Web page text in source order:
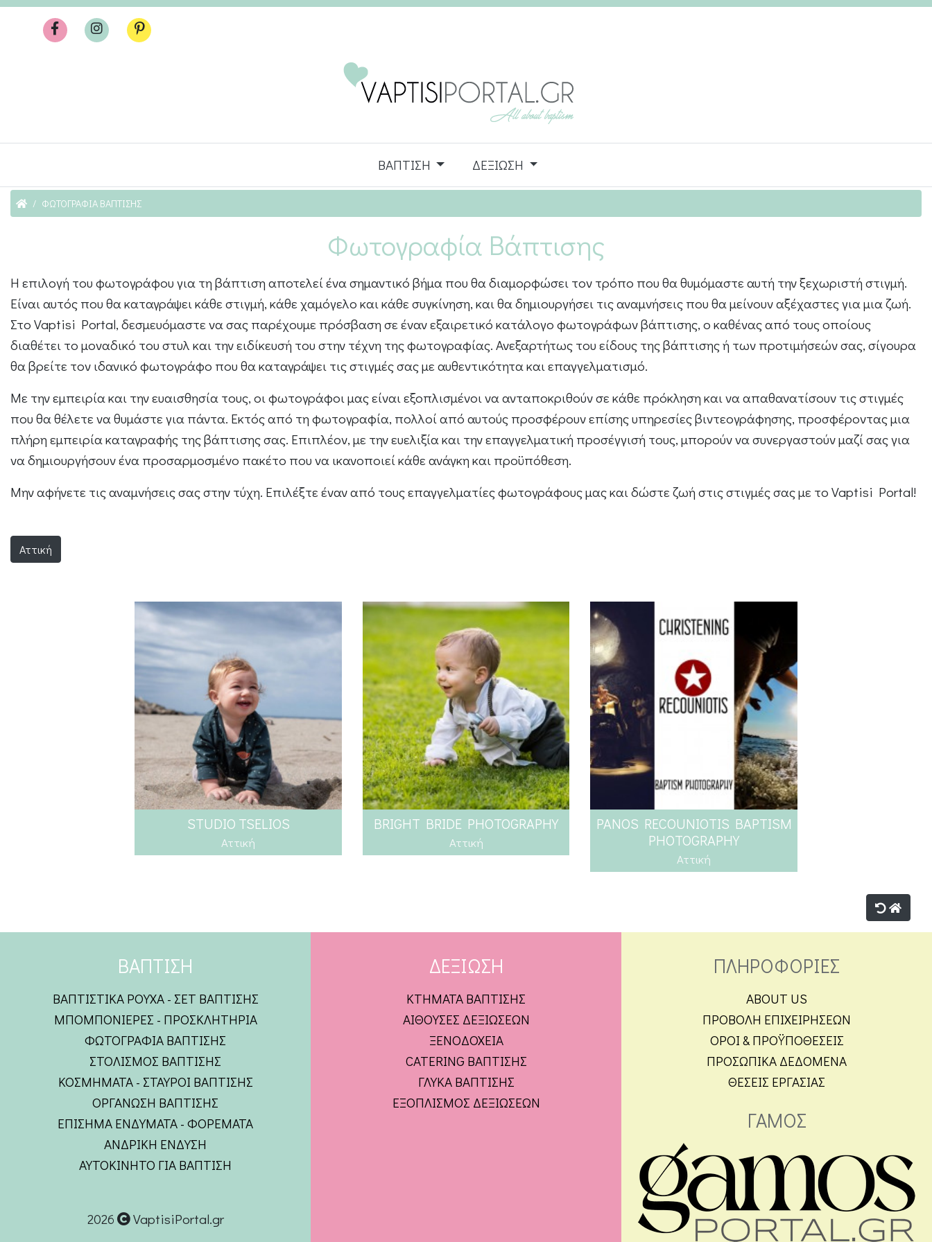
ΒΑΠΤΙΣΗ ΔΕΞΙΩΣΗ
ΦΩΤΟΓΡΑΦΙΑ ΒΑΠΤΙΣΗΣ
Φωτογραφία Βάπτισης
Η επιλογή του φωτογράφου για τη βάπτιση αποτελεί ένα σημαντικό βήμα που θα διαμορφώσει τον τρόπο που θα θυμόμαστε αυτή την ξεχωριστή στιγμή.
Είναι αυτός που θα καταγράψει κάθε στιγμή, κάθε χαμόγελο και κάθε συγκίνηση, και θα δημιουργήσει τις αναμνήσεις που θα μείνουν αξέχαστες για μια ζωή.
Στο Vaptisi Portal, δεσμευόμαστε να σας παρέχουμε πρόσβαση σε έναν εξαιρετικό κατάλογο φωτογράφων βάπτισης, ο καθένας από τους οποίους
διαθέτει το μοναδικό του στυλ και την ειδίκευσή του στην τέχνη της φωτογραφίας. Ανεξαρτήτως του είδους της βάπτισης ή των προτιμήσεών σας, σίγουρα
θα βρείτε τον ιδανικό φωτογράφο που θα καταγράψει τις στιγμές σας με αυθεντικότητα και επαγγελματισμό.
Με την εμπειρία και την ευαισθησία τους, οι φωτογράφοι μας είναι εξοπλισμένοι να ανταποκριθούν σε κάθε πρόκληση και να απαθανατίσουν τις στιγμές
που θα θέλετε να θυμάστε για πάντα. Εκτός από τη φωτογραφία, πολλοί από αυτούς προσφέρουν επίσης υπηρεσίες βιντεογράφησης, προσφέροντας μια
πλήρη εμπειρία καταγραφής της βάπτισης σας. Επιπλέον, με την ευελιξία και την επαγγελματική προσέγγισή τους, μπορούν να συνεργαστούν μαζί σας για
να δημιουργήσουν ένα προσαρμοσμένο πακέτο που να ικανοποιεί κάθε ανάγκη και προϋπόθεση.
Μην αφήνετε τις αναμνήσεις σας στην τύχη. Επιλέξτε έναν από τους επαγγελματίες φωτογράφους μας και δώστε ζωή στις στιγμές σας με το Vaptisi Portal!
Αττική
STUDIO TSELIOS
Αττική
BRIGHT BRIDE PHOTOGRAPHY
Αττική
PANOS RECOUNIOTIS BAPTISM
PHOTOGRAPHY
Αττική
ΒΑΠΤΙΣΗ
ΒΑΠΤΙΣΤΙΚΑ ΡΟΥΧΑ - ΣΕΤ ΒΑΠΤΙΣΗΣ
ΜΠΟΜΠΟΝΙΕΡΕΣ - ΠΡΟΣΚΛΗΤΗΡΙΑ
ΦΩΤΟΓΡΑΦΙΑ ΒΑΠΤΙΣΗΣ
ΣΤΟΛΙΣΜΟΣ ΒΑΠΤΙΣΗΣ
ΚΟΣΜΗΜΑΤΑ - ΣΤΑΥΡΟΙ ΒΑΠΤΙΣΗΣ
ΟΡΓΑΝΩΣΗ ΒΑΠΤΙΣΗΣ
ΕΠΙΣΗΜΑ ΕΝΔΥΜΑΤΑ - ΦΟΡΕΜΑΤΑ
ΑΝΔΡΙΚΗ ΕΝΔΥΣΗ
ΑΥΤΟΚΙΝΗΤΟ ΓΙΑ ΒΑΠΤΙΣΗ
2026 VaptisiPortal.gr
ΔΕΞΙΩΣΗ
ΚΤΗΜΑΤΑ ΒΑΠΤΙΣΗΣ
ΑΙΘΟΥΣΕΣ ΔΕΞΙΩΣΕΩΝ
ΞΕΝΟΔΟΧΕΙΑ
CATERING ΒΑΠΤΙΣΗΣ
ΓΛΥΚΑ ΒΑΠΤΙΣΗΣ
ΕΞΟΠΛΙΣΜΟΣ ΔΕΞΙΩΣΕΩΝ
ΠΛΗΡΟΦΟΡΙΕΣ
ABOUT US
ΠΡΟΒΟΛΗ ΕΠΙΧΕΙΡΗΣΕΩΝ
ΟΡΟΙ & ΠΡΟΫΠΟΘΕΣΕΙΣ
ΠΡΟΣΩΠΙΚΑ ΔΕΔΟΜΕΝΑ
ΘΕΣΕΙΣ ΕΡΓΑΣΙΑΣ
ΓΑΜΟΣ